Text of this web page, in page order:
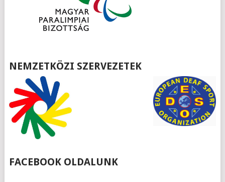
NEMZETKÖZI SZERVEZETEK
FACEBOOK OLDALUNK